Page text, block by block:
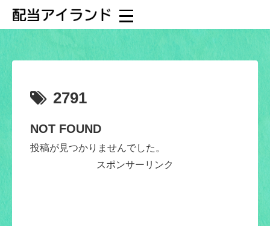
2791
NOT FOUND
投稿が見つかりませんでした。
スポンサーリンク